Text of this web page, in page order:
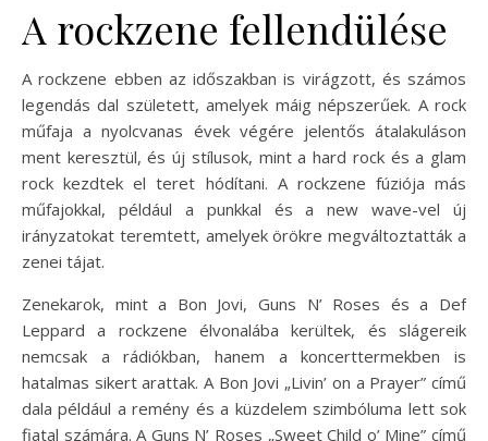
A rockzene fellendülése
A rockzene ebben az időszakban is virágzott, és számos
legendás dal született, amelyek máig népszerűek. A rock
műfaja a nyolcvanas évek végére jelentős átalakuláson
ment keresztül, és új stílusok, mint a hard rock és a glam
rock kezdtek el teret hódítani. A rockzene fúziója más
műfajokkal, például a punkkal és a new wave-vel új
irányzatokat teremtett, amelyek örökre megváltoztatták a
zenei tájat.
Zenekarok, mint a Bon Jovi, Guns N’ Roses és a Def
Leppard a rockzene élvonalába kerültek, és slágereik
nemcsak a rádiókban, hanem a koncerttermekben is
hatalmas sikert arattak. A Bon Jovi „Livin’ on a Prayer” című
dala például a remény és a küzdelem szimbóluma lett sok
fiatal számára. A Guns N’ Roses „Sweet Child o’ Mine” című